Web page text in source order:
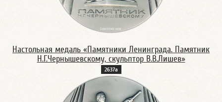
Настольная медаль «Памятники Ленинграда. Памятник
Н.Г.Чернышевскому, скульптор В.В.Лишев»
2637а